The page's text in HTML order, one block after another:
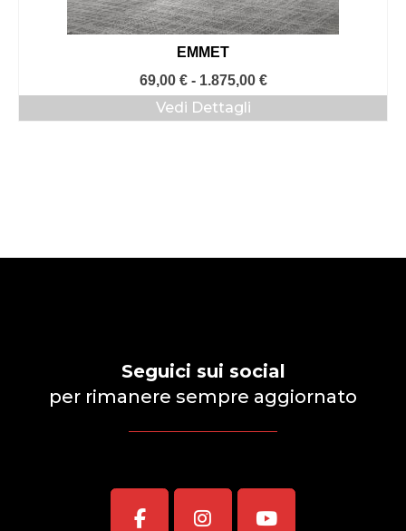
EMMET
69,00 € - 1.875,00 €Fascia
di
Vedi Dettagli
Seguici sui social
per rimanere sempre aggiornato